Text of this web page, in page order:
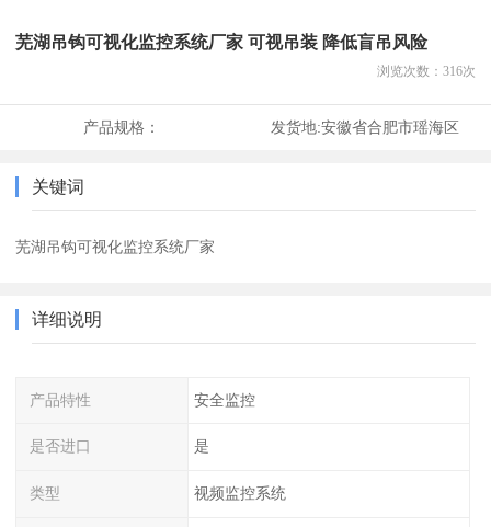
芜湖吊钩可视化监控系统厂家 可视吊装 降低盲吊风险
浏览次数： 316次
产品规格： 发货地:安徽省合肥市瑶海区
关键词
芜湖吊钩可视化监控系统厂家
详细说明
产品特性 安全监控
是否进口 是
类型 视频监控系统